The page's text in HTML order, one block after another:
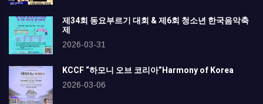
제34회 동요부르기 대회 & 제6회 청소년 한국음악축
제
2026-03-31
KCCF “하모니 오브 코리아”Harmony of Korea
2026-03-06